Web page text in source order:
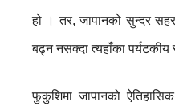
हो । तर, जापानको सुन्दर
बढ्न नसक्दा त्यहाँका
फुकुशिमा जापानको